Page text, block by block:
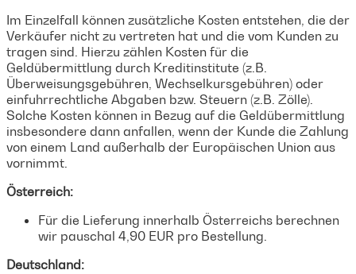
Im Einzelfall können zusätzliche Kosten entstehen, die der
Verkäufer nicht zu vertreten hat und die vom Kunden zu
tragen sind. Hierzu zählen Kosten für die
Geldübermittlung durch Kreditinstitute (z.B.
Überweisungsgebühren, Wechselkursgebühren) oder
einfuhrrechtliche Abgaben bzw. Steuern (z.B. Zölle).
Solche Kosten können in Bezug auf die Geldübermittlung
insbesondere dann anfallen, wenn der Kunde die Zahlung
von einem Land außerhalb der Europäischen Union aus
vornimmt.
Österreich:
Für die Lieferung innerhalb Österreichs berechnen
wir pauschal 4,90 EUR pro Bestellung.
Deutschland: